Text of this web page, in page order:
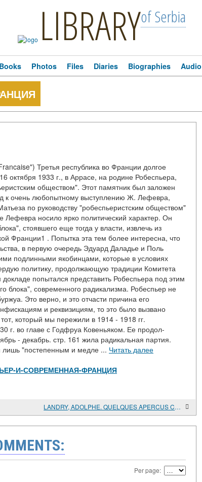
LIBRARYof Serbia
Books Photos Files Diaries Biographies Audio
Третья республика во Франции долгое
октября 1933 г., в Аррасе, на родине Робеспьера,
обществом". Этот памятник был заложен
к очень любопытному выступлению Ж. Лефевра,
по руководству "робеспьеристским обществом"
носило ярко политический характер. Он
стоявшего еще тогда у власти, извлечь из
Франции1 . Попытка эта тем более интересна, что
в первую очередь Эдуард Даладье и Поль
подлинными якобинцами, которые в условиях
политику, продолжающую традиции Комитета
попытался представить Робеспьера под этим
блока", современного радикализма. Робеспьер не
Это верно, и это отчасти причина его
и реквизициям, то это было вызвано
который мы пережили в 1914 - 1918 гг.
г. во главе с Годфруа Ковеньяком. Ее продол-
- декабрь. стр. 161 жила радикальная партия.
лишь "постепенным и медле ... Читать далее
И-СОВРЕМЕННАЯ-ФРАНЦИЯ
LANDRY, ADOLPHE. QUELQUES APERCUS CONCERNANT LA DEPOPULATION DANS L'ANTIQUITE GRECO-ROMAINE
Per page: